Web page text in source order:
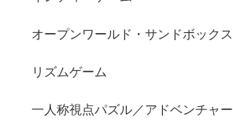
オープンワールド・サンドボックス
リズムゲーム
一人称視点パズル／アドベンチャー